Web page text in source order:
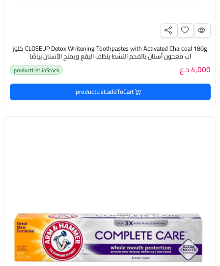
CLOSEUP Detox Whitening Toothpastes with Activated Charcoal 180g كلوز
اب معجون أسنان بالفحم النشط ينظف البقع ويمنح الأسنان بياضًا
4,000 د.ع productList.inStock
productList.addToCart